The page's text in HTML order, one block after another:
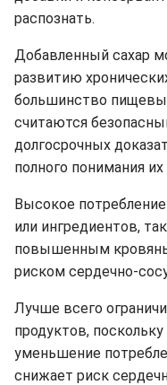
распознать.
Добавленный сахар
развитию
большинство
считаются
долгосрочных
полного понимания
Высокое
или ингредиентов,
повышенным
риском сердечно-
Лучше всего
продуктов,
уменьшение
снижает риск